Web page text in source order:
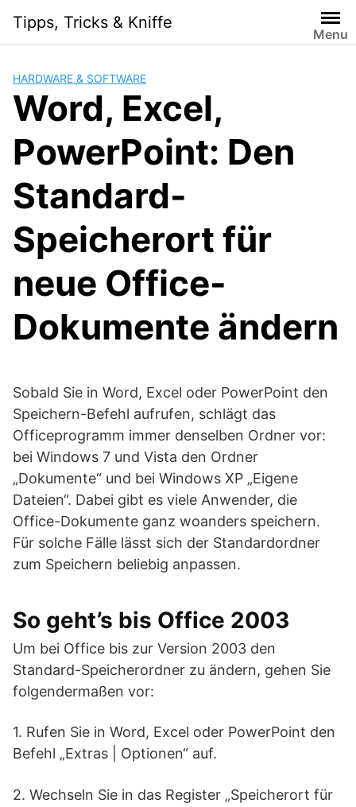
content
Tipps, Tricks & Kniffe
Menu
HARDWARE & SOFTWARE
Word, Excel,
PowerPoint: Den
Standard-
Speicherort für
neue Office-
Dokumente ändern
Sobald Sie in Word, Excel oder PowerPoint den
Speichern-Befehl aufrufen, schlägt das
Officeprogramm immer denselben Ordner vor:
bei Windows 7 und Vista den Ordner
„Dokumente“ und bei Windows XP „Eigene
Dateien“. Dabei gibt es viele Anwender, die
Office-Dokumente ganz woanders speichern.
Für solche Fälle lässt sich der Standardordner
zum Speichern beliebig anpassen.
So geht’s bis Office 2003
Um bei Office bis zur Version 2003 den
Standard-Speicherordner zu ändern, gehen Sie
folgendermaßen vor:
1. Rufen Sie in Word, Excel oder PowerPoint den
Befehl „Extras | Optionen“ auf.
2. Wechseln Sie in das Register „Speicherort für